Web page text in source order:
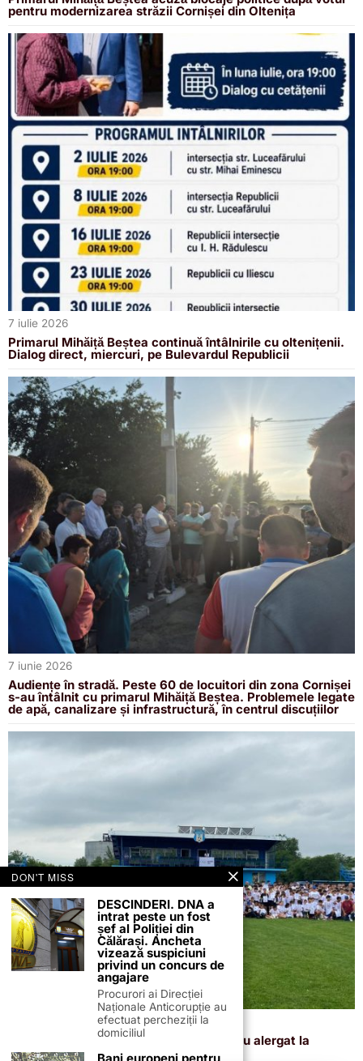
pentru modernizarea străzii Cornișei din Oltenița
7 iulie 2026
Primarul Mihăiță Beștea continuă întâlnirile cu oltenițenii.
Dialog direct, miercuri, pe Bulevardul Republicii
7 iunie 2026
Audiențe în stradă. Peste 60 de locuitori din zona Cornișei
s-au întâlnit cu primarul Mihăiță Beștea. Problemele legate
de apă, canalizare și infrastructură, în centrul discuțiilor
Peste 350 de elevi din județul Călărași au alergat la
Oltenița, de Ziua Olimpică
DON'T MISS
DESCINDERI. DNA a
intrat peste un fost
șef al Poliției din
Călărași. Ancheta
vizează suspiciuni
privind un concurs de
angajare
Procurori ai Direcției
Naționale Anticorupție au
efectuat percheziții la
domiciliul